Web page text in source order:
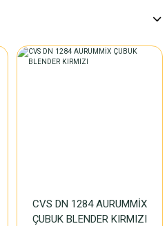
CVS DN 1284 AURUMMİX
ÇUBUK BLENDER KIRMIZI